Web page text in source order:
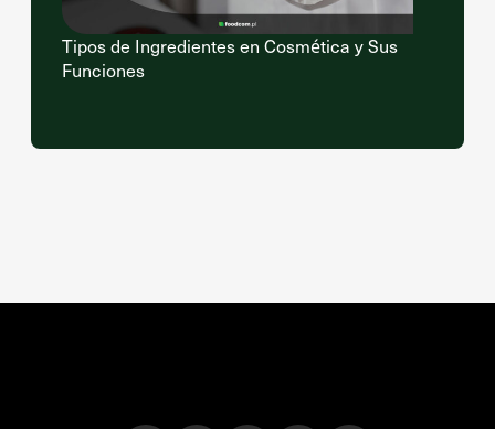
Tipos de Ingredientes en Cosmética y Sus
Funciones